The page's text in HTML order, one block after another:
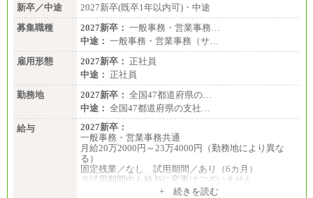
新卒／中途
2027新卒(既卒1年以内可)・中途
募集職種
2027新卒： 一般事務・営業事務…
中途： 一般事務・営業事務（サ…
雇用形態
2027新卒： 正社員
中途： 正社員
勤務地
2027新卒： 全国47都道府県の…
中途： 全国47都道府県の支社…
給与
2027新卒：
一般事務・営業事務共通
月給20万2000円～23万4000円（勤務地により異な
る）
固定残業／なし 試用期間／あり（6カ月）
※試用期間中も給与に変更はございません
+ 続きを読む